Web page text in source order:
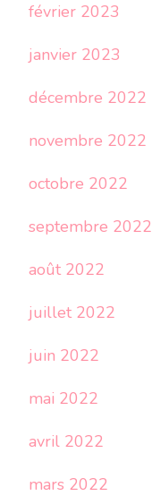
février 2023
janvier 2023
décembre 2022
novembre 2022
octobre 2022
septembre 2022
août 2022
juillet 2022
juin 2022
mai 2022
avril 2022
mars 2022